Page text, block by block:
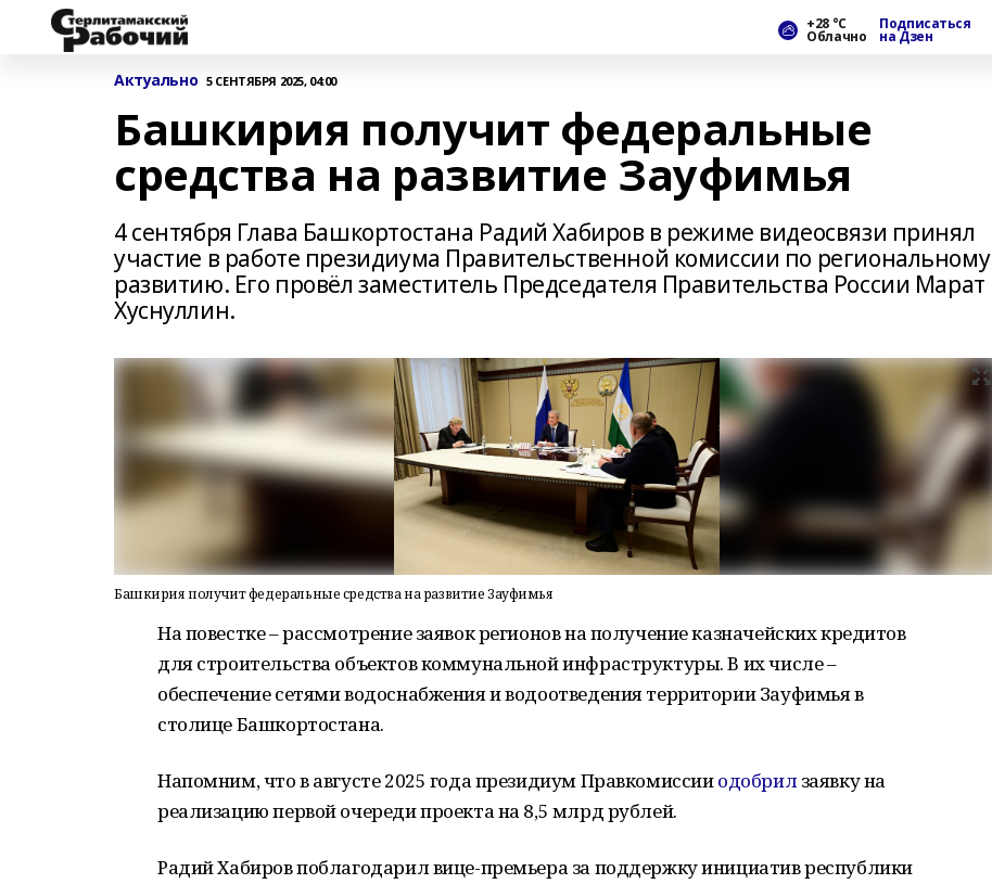
+28 °С
Облачно
Подписаться
на Дзен
Актуально 5 СЕНТЯБРЯ 2025, 04:00
Башкирия получит федеральные
средства на развитие Зауфимья
4 сентября Глава Башкортостана Радий Хабиров в режиме видеосвязи принял
участие в работе президиума Правительственной комиссии по региональному
развитию. Его провёл заместитель Председателя Правительства России Марат
Хуснуллин.
Башкирия получит федеральные средства на развитие Зауфимья
На повестке – рассмотрение заявок регионов на получение казначейских кредитов
для строительства объектов коммунальной инфраструктуры. В их числе –
обеспечение сетями водоснабжения и водоотведения территории Зауфимья в
столице Башкортостана.
Напомним, что в августе 2025 года президиум Правкомиссииодобрилзаявку на
реализацию первой очереди проекта на 8,5 млрд рублей.
Радий Хабиров поблагодарил вице-премьера за поддержку инициатив республики